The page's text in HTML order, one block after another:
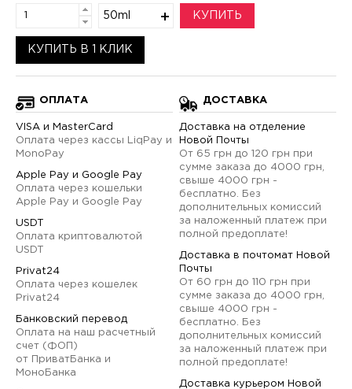
50ml КУПИТЬ
КУПИТЬ В 1 КЛИК
ОПЛАТА
VISA и MasterCard
Оплата через кассы LiqPay и
MonoPay
Apple Pay и Google Pay
Оплата через кошельки
Apple Pay и Google Pay
USDT
Оплата криптовалютой
USDT
Privat24
Оплата через кошелек
Privat24
Банковский перевод
Оплата на наш расчетный
счет (ФОП)
от ПриватБанка и
МоноБанка
ДОСТАВКА
Доставка на отделение
Новой Почты
От 65 грн до 120 грн при
сумме заказа до 4000 грн,
свыше 4000 грн -
бесплатно. Без
дополнительных комиссий
за наложенный платеж при
полной предоплате!
Доставка в почтомат Новой
Почты
От 60 грн до 110 грн при
сумме заказа до 4000 грн,
свыше 4000 грн -
бесплатно. Без
дополнительных комиссий
за наложенный платеж при
полной предоплате!
Доставка курьером Новой